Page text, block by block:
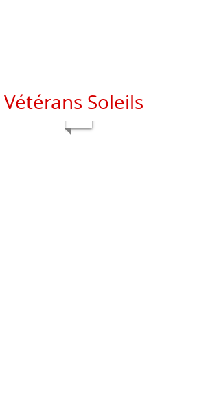
Vétérans Soleils